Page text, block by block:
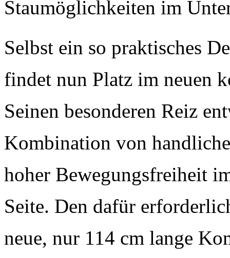
Staumöglichkeiten im
Selbst ein so praktisches
findet nun Platz im neuen
Seinen besonderen Reiz
Kombination von
hoher Bewegungsfreiheit
Seite. Den dafür
neue, nur 114 cm lange